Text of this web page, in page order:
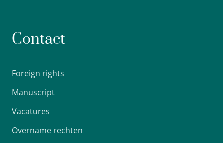
Contact
Foreign rights
Manuscript
Vacatures
Overname rechten